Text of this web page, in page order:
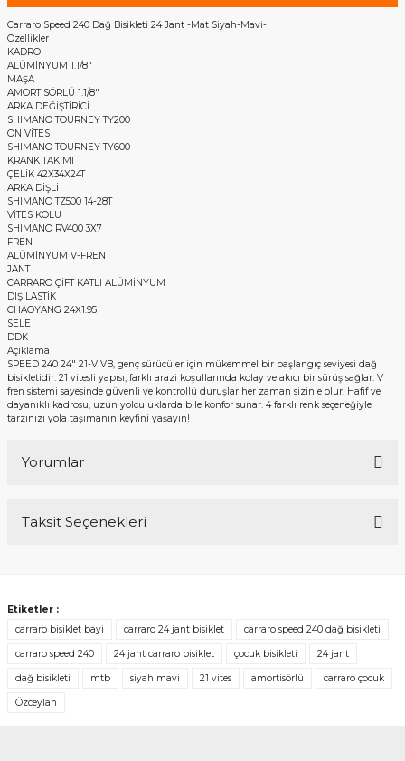
Carraro Speed 240 Dağ Bisikleti 24 Jant -Mat Siyah-Mavi-
Özellikler
KADRO
ALÜMİNYUM 1.1/8"
MAŞA
AMORTİSÖRLÜ 1.1/8"
ARKA DEĞİŞTİRİCİ
SHIMANO TOURNEY TY200
ÖN VİTES
SHIMANO TOURNEY TY600
KRANK TAKIMI
ÇELİK 42X34X24T
ARKA DİŞLİ
SHIMANO TZ500 14-28T
VİTES KOLU
SHIMANO RV400 3X7
FREN
ALÜMİNYUM V-FREN
JANT
CARRARO ÇİFT KATLI ALÜMİNYUM
DIŞ LASTİK
CHAOYANG 24X1.95
SELE
DDK
Açıklama
SPEED 240 24" 21-V VB, genç sürücüler için mükemmel bir başlangıç seviyesi dağ
bisikletidir. 21 vitesli yapısı, farklı arazi koşullarında kolay ve akıcı bir sürüş sağlar. V
fren sistemi sayesinde güvenli ve kontrollü duruşlar her zaman sizinle olur. Hafif ve
dayanıklı kadrosu, uzun yolculuklarda bile konfor sunar. 4 farklı renk seçeneğiyle
tarzınızı yola taşımanın keyfini yaşayın!
Yorumlar
Taksit Seçenekleri
Etiketler :
carraro bisiklet bayi
carraro 24 jant bisiklet carraro speed 240 dağ bisikleti
carraro speed 240 24 jant carraro bisiklet çocuk bisikleti 24 jant
dağ bisikleti mtb siyah mavi 21 vites amortisörlü carraro çocuk
Özceylan